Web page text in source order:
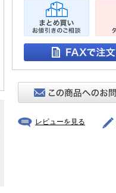
レビューを見る